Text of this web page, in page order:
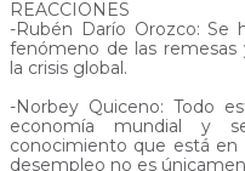
REACCIONES
-Rubén Darío Orozco: Se
fenómeno de las
la crisis global.
-Norbey Quiceno: Todo
economía mundial y
conocimiento que está en
desempleo no es